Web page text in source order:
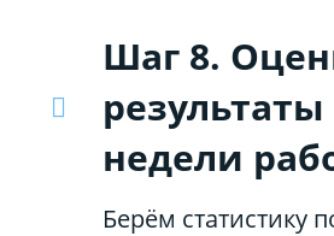
Шаг 8.
недели
Берём статистику